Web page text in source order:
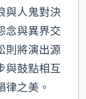
與人鬼對決
念與異界交
則將演出源
與鼓點相互
律之美。